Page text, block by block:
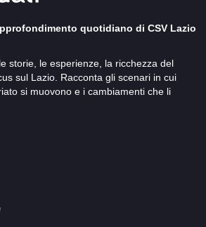
quotidiano di CSV Lazio
storie, le esperienze, la ricchezza del
sul Lazio. Racconta gli scenari in cui
si muovono e i cambiamenti che li